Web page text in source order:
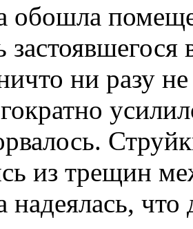
обошла
ни разу
из трещин
надеялась, что